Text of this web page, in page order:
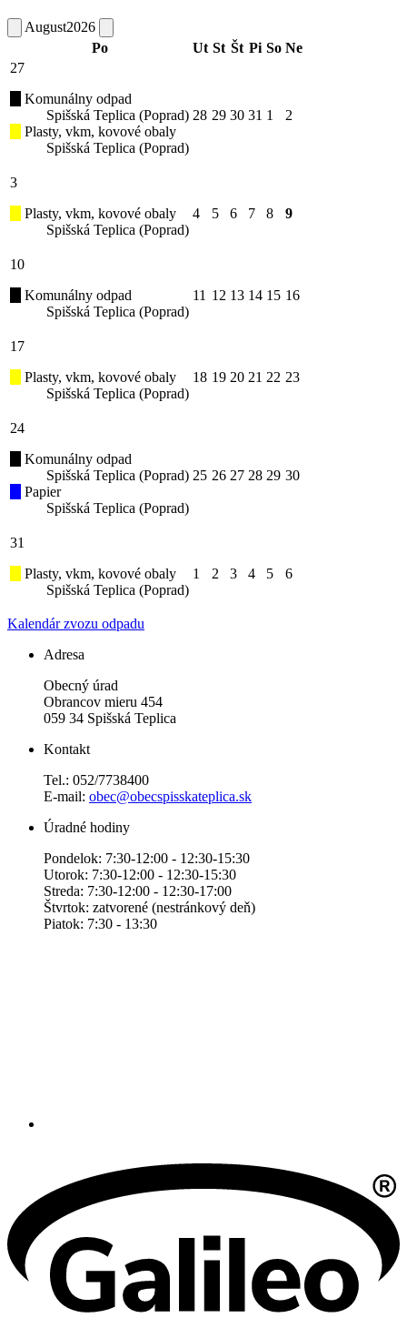
August2026
Po
Ut St Št Pi So Ne
27
Komunálny odpad
Spišská Teplica (Poprad)
Plasty, vkm, kovové obaly
Spišská Teplica (Poprad)
28 29 30 31 1 2
3
Plasty, vkm, kovové obaly
Spišská Teplica (Poprad)
4 5 6 7 8 9
10
Komunálny odpad
Spišská Teplica (Poprad)
11 12 13 14 15 16
17
Plasty, vkm, kovové obaly
Spišská Teplica (Poprad)
18 19 20 21 22 23
24
Komunálny odpad
Spišská Teplica (Poprad)
Papier
Spišská Teplica (Poprad)
25 26 27 28 29 30
31
Plasty, vkm, kovové obaly
Spišská Teplica (Poprad)
1 2 3 4 5 6
Kalendár zvozu odpadu
Adresa
Obecný úrad
Obrancov mieru 454
059 34 Spišská Teplica
Kontakt
Tel.: 052/7738400
E-mail: obec@obecspisskateplica.sk
Úradné hodiny
Pondelok: 7:30-12:00 - 12:30-15:30
Utorok: 7:30-12:00 - 12:30-15:30
Streda: 7:30-12:00 - 12:30-17:00
Štvrtok: zatvorené (nestránkový deň)
Piatok: 7:30 - 13:30